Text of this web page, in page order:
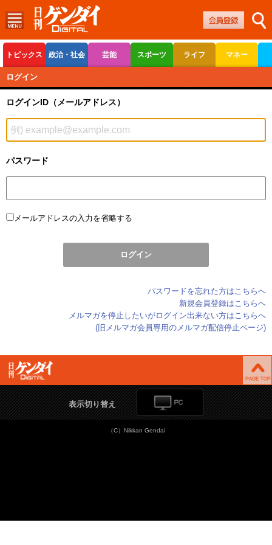
トピックス 政治・社会 芸能 スポーツ ライフ マネー
ボートレース
ログイン
ログインID（メールアドレス）
パスワード
メールアドレスの入力を省略する
パスワードを忘れた方はこちらへ
新規会員登録はこちらへ
メルマガを停止したいがログイン出来ない方はこちらへ
(旧メルマガ会員専用のメルマガ配信停止ページ)
表示切り替え
（C）Nikkan Gendai